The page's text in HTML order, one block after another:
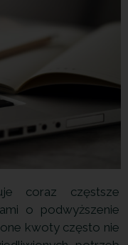
coraz częstsze
o podwyższenie
kwoty często nie